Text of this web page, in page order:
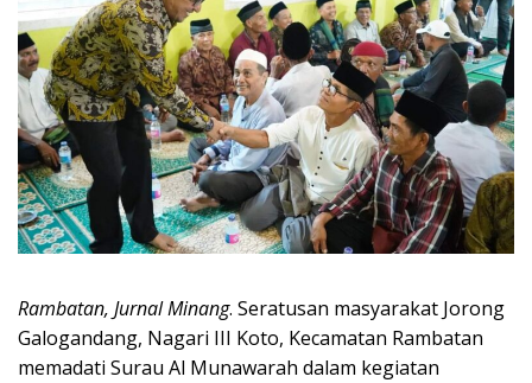
Rambatan, Jurnal Minang. Seratusan masyarakat Jorong
Galogandang, Nagari III Koto, Kecamatan Rambatan
memadati Surau Al Munawarah dalam kegiatan